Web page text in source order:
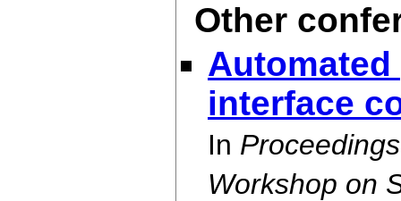
Other
interface
In
Workshop on